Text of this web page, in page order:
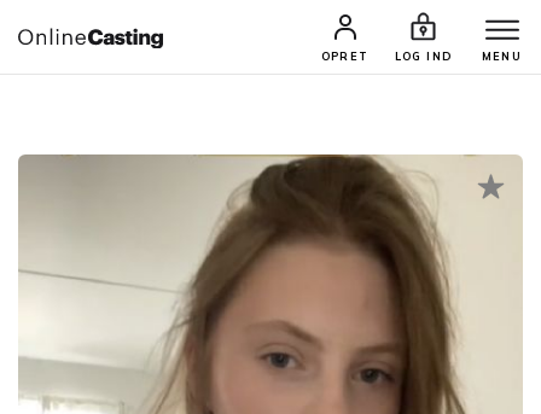
OPRET LOG IND MENU
CASTINGS & JOBS SØG PROFIL